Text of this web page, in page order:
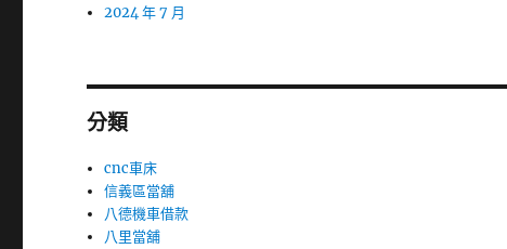
2024 年 7 月
分類
cnc車床
信義區當舖
八德機車借款
八里當舖